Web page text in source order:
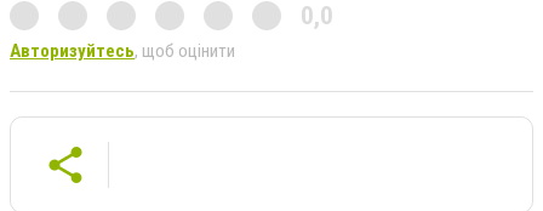
0,0
Авторизуйтесь, щоб оцінити